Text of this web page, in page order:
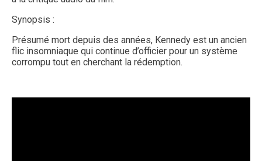
Synopsis :
Présumé mort depuis des années, Kennedy est un ancien
flic insomniaque qui continue d’officier pour un système
corrompu tout en cherchant la rédemption.